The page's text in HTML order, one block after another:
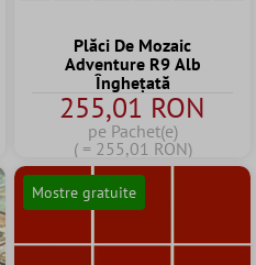
Plăci De Mozaic
Adventure R9 Alb
Înghețată
255,01 RON
pe Pachet(e)
( = 255,01 RON)
Mostre gratuite